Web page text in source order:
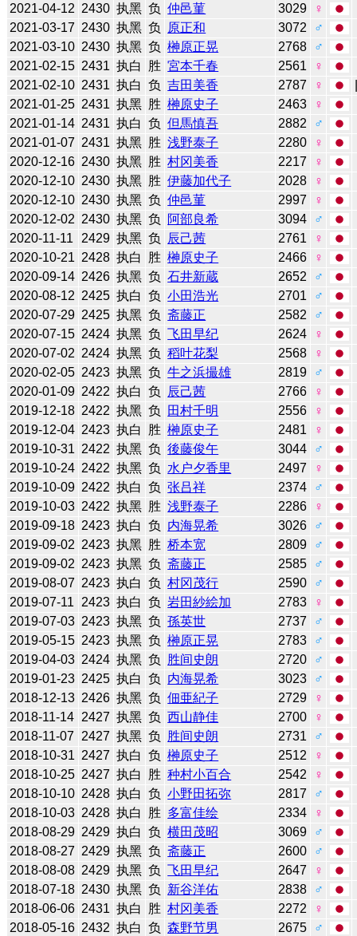
2021-04-12 2430 执黑 负 仲邑菫 3029
♀
2021-03-17 2430 执黑 负 原正和 3072
♂
2021-03-10 2430 执黑 负 榊原正晃 2768
♂
2021-02-15 2431 执白 胜 宮本千春 2561
♀
2021-02-10 2431 执白 负 吉田美香 2787 ♀
2021-01-25 2431 执黑 胜 榊原史子 2463
♀
2021-01-14 2431 执白 负 但馬慎吾 2882
♂
2021-01-07 2431 执黑 胜 浅野泰子 2280
♀
2020-12-16 2430 执黑 胜 村冈美香 2217
♀
2020-12-10 2430 执黑 胜 伊藤加代子 2028
♀
2020-12-10 2430 执黑 负 仲邑菫 2997
♀
2020-12-02 2430 执黑 负 阿部良希 3094
♂
2020-11-11
2429 执黑 负 辰己茜 2761
♀
2020-10-21 2428 执白 胜 榊原史子 2466
♀
2020-09-14 2426 执黑 负 石井新蔵 2652
♂
2020-08-12 2425 执白 负 小田浩光 2701
♂
2020-07-29 2425 执黑 负 斋藤正 2582
♂
2020-07-15 2424 执黑 负 飞田早纪 2624
♀
2020-07-02 2424 执黑 负 稻叶花梨 2568
♀
2020-02-05 2423 执黑 负 牛之浜撮雄 2819
♂
2020-01-09 2422 执白 负 辰己茜 2766
♀
2019-12-18 2422 执黑 负 田村千明 2556
♀
2019-12-04 2423 执白 胜 榊原史子 2481
♀
2019-10-31 2422 执黑 负 後藤俊午 3044
♂
2019-10-24 2422 执黑 负 水户夕香里 2497
♀
2019-10-09 2422 执白 负 张吕祥 2374
♂
2019-10-03 2422 执黑 胜 浅野泰子 2286
♀
2019-09-18 2423 执白 负 内海晃希 3026
♂
2019-09-02 2423 执黑 胜 桥本宽 2809
♂
2019-09-02 2423 执黑 负 斋藤正 2585
♂
2019-08-07 2423 执白 负 村冈茂行 2590
♂
2019-07-11
2423 执白 负 岩田紗絵加 2783
♀
2019-07-03 2423 执黑 负 孫英世 2737
♂
2019-05-15 2423 执黑 负 榊原正晃 2783
♂
2019-04-03 2424 执黑 负 胜间史朗 2720
♂
2019-01-23 2425 执白 负 内海晃希 3023
♂
2018-12-13 2426 执黑 负 佃亜紀子 2729
♀
2018-11-14 2427 执黑 负 西山静佳 2700
♀
2018-11-07
2427 执黑 负 胜间史朗 2731
♂
2018-10-31 2427 执白 负 榊原史子 2512
♀
2018-10-25 2427 执白 胜 种村小百合 2542
♀
2018-10-10 2428 执白 负 小野田拓弥 2817
♂
2018-10-03 2428 执白 胜 多富佳绘 2334
♀
2018-08-29 2429 执白 负 横田茂昭 3069
♂
2018-08-27 2429 执黑 负 斋藤正 2600
♂
2018-08-08 2429 执黑 负 飞田早纪 2647
♀
2018-07-18 2430 执黑 负 新谷洋佑 2838
♂
2018-06-06 2431 执白 胜 村冈美香 2272
♀
2018-05-16 2432 执白 负 森野节男 2675
♂